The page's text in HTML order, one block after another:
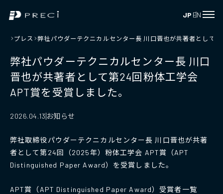
JP EN
プレス 弊社パウダーテクニカルセンター長 川口晋也が共著者として
弊社パウダーテクニカルセンター長 川口
晋也が共著者として第24回粉体工学会
APT賞を受賞しました。
2026.04.13 お知らせ
弊社取締役パウダーテクニカルセンター長 川口晋也が共著
者として第24回（2025年）粉体工学会 APT賞（APT
Distinguished Paper Award）を受賞しました。
APT賞（APT Distinguished Paper Award）受賞者一覧